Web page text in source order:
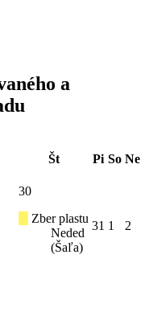
a
Št Pi So Ne
30
Zber plastu
Neded
(Šaľa)
31 1 2